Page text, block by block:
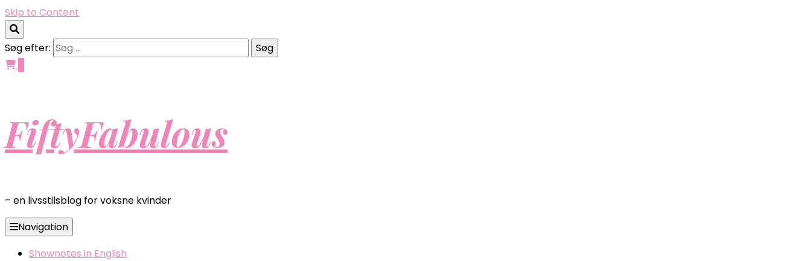
Skip to Content
Søg efter:
FiftyFabulous
– en livsstilsblog for voksne kvinder
Navigation
Shownotes in English